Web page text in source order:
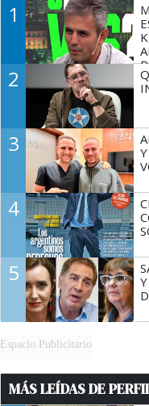
1
2
3
4
5
Espacio Publicitario
MÁS LEÍDAS DE